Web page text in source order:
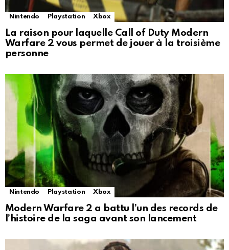
Nintendo Playstation Xbox
La raison pour laquelle Call of Duty Modern
Warfare 2 vous permet de jouer à la troisième
personne
Nintendo Playstation Xbox
Modern Warfare 2 a battu l’un des records de
l’histoire de la saga avant son lancement